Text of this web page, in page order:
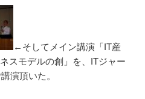
←そしてメイン講演「IT産
モデルの創」を、ITジャー
演頂いた。